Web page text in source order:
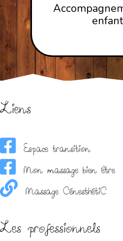
Liens
Espace transition
Mon massage bien être
Massage CénesthétiC
Les professionnels